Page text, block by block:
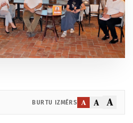
BURTU IZMĒRS A A A